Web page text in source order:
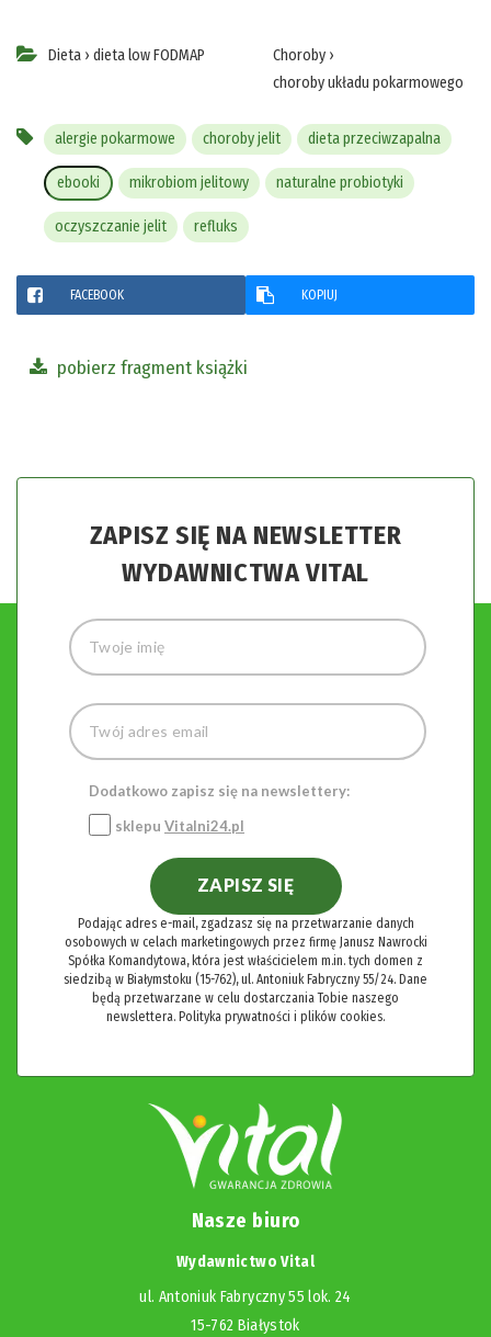
Dieta › dieta low FODMAP Choroby›
choroby układu pokarmowego
alergie pokarmowe choroby jelit dieta przeciwzapalna
ebooki mikrobiom jelitowy naturalne probiotyki
oczyszczanie jelit refluks
FACEBOOK KOPIUJ
pobierz fragment książki
ZAPISZ SIĘ NA NEWSLETTER
WYDAWNICTWA VITAL
Dodatkowo zapisz się na newslettery:
sklepu Vitalni24.pl
ZAPISZ SIĘ
Podając adres e-mail, zgadzasz się na przetwarzanie danych
osobowych w celach marketingowych przez firmę Janusz Nawrocki
Spółka Komandytowa, która jest właścicielem m.in. tych domen z
siedzibą w Białymstoku (15-762), ul. Antoniuk Fabryczny 55/24. Dane
będą przetwarzane w celu dostarczania Tobie naszego
newslettera. Polityka prywatności i plików cookies.
Nasze biuro
Wydawnictwo Vital
ul. Antoniuk Fabryczny 55 lok. 24
15-762 Białystok